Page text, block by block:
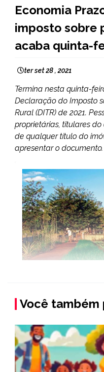
NOTÍCIAS
Economia
imposto sobre
acaba quinta-
ter set 28 , 2021
Termina nesta quinta-
Declaração do Imposto
Rural (DITR) de 2021.
proprietárias, titulares
de qualquer título do
apresentar o
Você também